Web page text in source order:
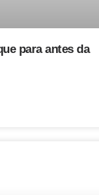
para antes da